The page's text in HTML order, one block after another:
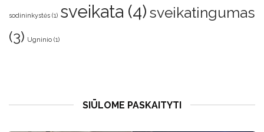
sodininkystės (1) sveikata (4) sveikatingumas
(3) Ugninio (1)
SIŪLOME PASKAITYTI